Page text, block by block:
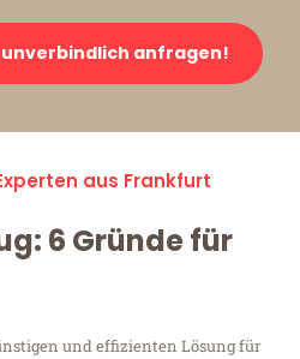
anfragen!
aus Frankfurt
6 Gründe für
und effizienten Lösung für